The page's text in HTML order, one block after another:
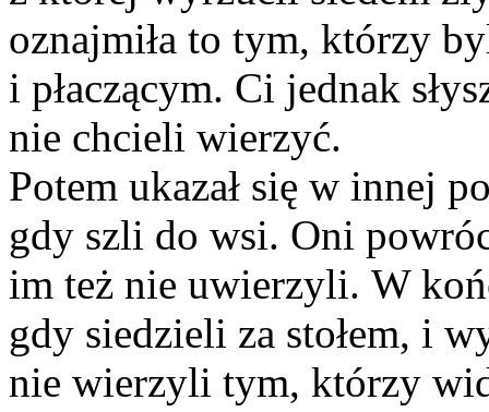
oznajmiła to tym, którzy
i płaczącym. Ci jednak
nie chcieli wierzyć.
Potem ukazał się w innej
gdy szli do wsi. Oni
im też nie uwierzyli. W
gdy siedzieli za stołem, i
nie wierzyli tym, którzy